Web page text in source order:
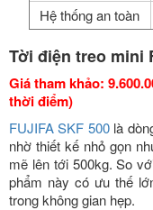
Hệ thống an toàn
Tời điện treo mini
Giá tham khảo:
thời điểm)
FUJIFA SKF 500là
nhờ thiết kế nhỏ gọn
mẽ lên tới 500kg. So
phẩm này có ưu thế
trong không gian hẹp.